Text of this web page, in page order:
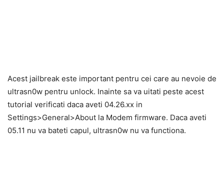
Acest jailbreak este important pentru cei care au nevoie de
ultrasn0w pentru unlock. Inainte sa va uitati peste acest
tutorial verificati daca aveti 04.26.xx in
Settings>General>About la Modem firmware. Daca aveti
05.11 nu va bateti capul, ultrasn0w nu va functiona.